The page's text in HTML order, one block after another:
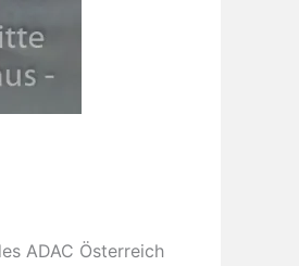
ADAC Österreich